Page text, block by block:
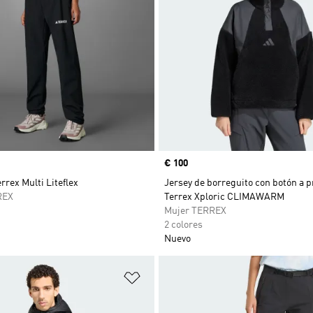
Multi Liteflex
Precio
€ 100
Jersey de borreguito con botón a
Terrex Xploric CLIMAWARM
Mujer TERREX
2 colores
Nuevo
de deseos Añadir a la lista de deseos